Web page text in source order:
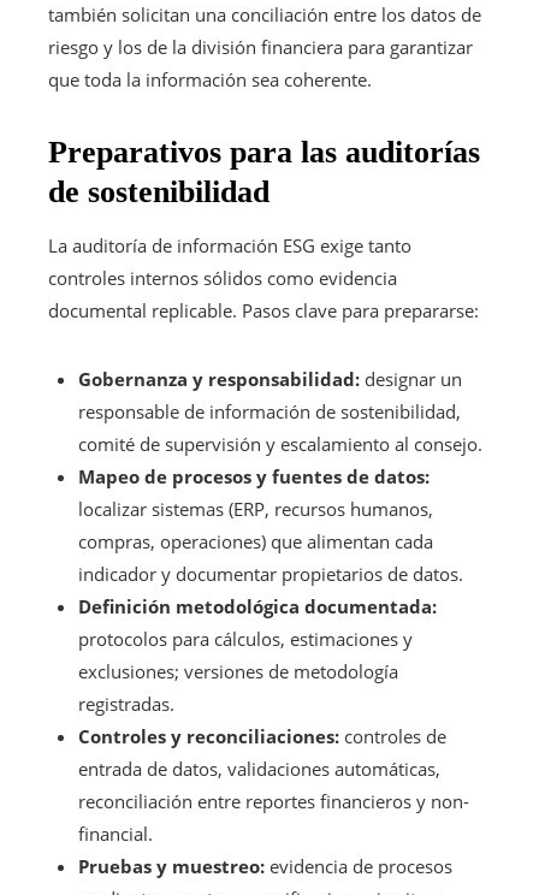
también solicitan una conciliación entre los datos de
riesgo y los de la división financiera para garantizar
que toda la información sea coherente.
Preparativos para las auditorías
de sostenibilidad
La auditoría de información ESG exige tanto
controles internos sólidos como evidencia
documental replicable. Pasos clave para prepararse:
Gobernanza y responsabilidad: designar un
responsable de información de sostenibilidad,
comité de supervisión y escalamiento al consejo.
Mapeo de procesos y fuentes de datos:
localizar sistemas (ERP, recursos humanos,
compras, operaciones) que alimentan cada
indicador y documentar propietarios de datos.
Definición metodológica documentada:
protocolos para cálculos, estimaciones y
exclusiones; versiones de metodología
registradas.
Controles y reconciliaciones: controles de
entrada de datos, validaciones automáticas,
reconciliación entre reportes financieros y non-
financial.
Pruebas y muestreo: evidencia de procesos